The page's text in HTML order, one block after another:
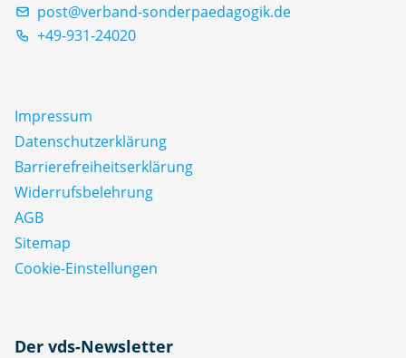
post@verband-sonderpaedagogik.de
+49-931-24020
Impressum
Datenschutz­erklärung
Barrierefreiheitserklärung
Widerrufsbelehrung
AGB
Sitemap
Cookie-Einstellungen
Der vds-Newsletter
N